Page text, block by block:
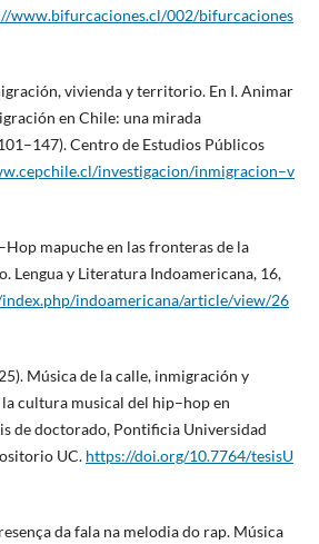
www.bifurcaciones.cl/002/bifurcaciones
vivienda y territorio. En I. Animar
en Chile: una mirada
Centro de Estudios Públicos
investigacion/inmigracion–v
mapuche en las fronteras de la
Lengua y Literatura Indoamericana, 16,
indoamericana/article/view/26
Música de la calle, inmigración y
cultura musical del hip–hop en
de doctorado, Pontificia Universidad
UC. https://doi.org/10.7764/tesisU
da fala na melodia do rap. Música